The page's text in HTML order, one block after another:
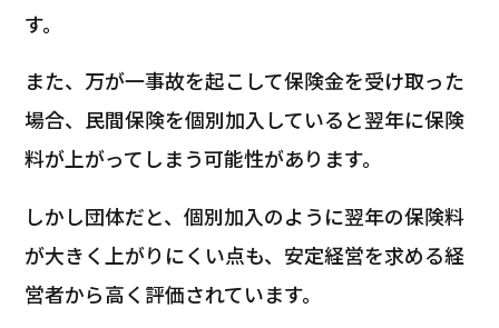
す。
また、万が一事故を起こして保険金を受け取った
場合、民間保険を個別加入していると翌年に保険
料が上がってしまう可能性があります。
しかし団体だと、個別加入のように翌年の保険料
が大きく上がりにくい点も、安定経営を求める経
営者から高く評価されています。